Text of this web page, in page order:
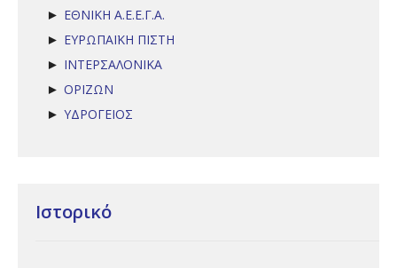
► ΕΘΝΙΚΗ Α.Ε.Ε.Γ.Α.
► ΕΥΡΩΠΑΪΚΗ ΠΙΣΤΗ
► ΙΝΤΕΡΣΑΛΟΝΙΚΑ
► ΟΡΙΖΩΝ
► ΥΔΡΟΓΕΙΟΣ
Ιστορικό